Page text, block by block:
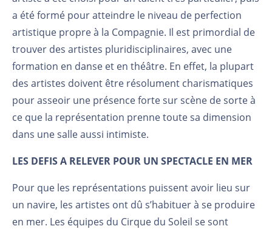
a été formé pour atteindre le niveau de perfection
artistique propre à la Compagnie. Il est primordial de
trouver des artistes pluridisciplinaires, avec une
formation en danse et en théâtre. En effet, la plupart
des artistes doivent être résolument charismatiques
pour asseoir une présence forte sur scène de sorte à
ce que la représentation prenne toute sa dimension
dans une salle aussi intimiste.
LES DEFIS A RELEVER POUR UN SPECTACLE EN MER
Pour que les représentations puissent avoir lieu sur
un navire, les artistes ont dû s’habituer à se produire
en mer. Les équipes du Cirque du Soleil se sont